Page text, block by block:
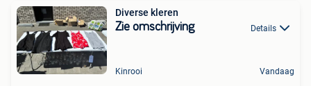
Diverse kleren
Zie omschrijving Details
Kinrooi Vandaag